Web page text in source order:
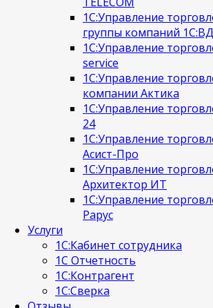
1С:Управление
группы компаний
1С:Управление
service
1С:Управление
компании Актика
1С:Управление
24
1С:Управление
Асист-Про
1С:Управление
Архитектор ИТ
1С:Управление
Рарус
Услуги
1C:Кабинет сотрудника
1С Отчетность
1С:Контрагент
1С:Сверка